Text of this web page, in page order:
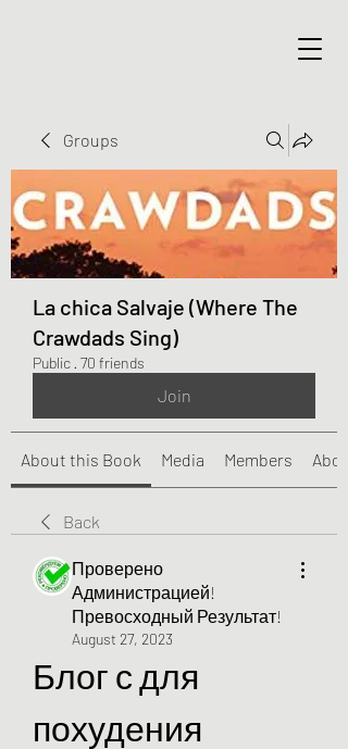
Groups
La chica Salvaje (Where The
Crawdads Sing)
Public · 70 friends
Join
About this Book Media Members About
Back
Проверено
Администрацией!
Превосходный Результат!
August 27, 2023
Блог с для
похудения